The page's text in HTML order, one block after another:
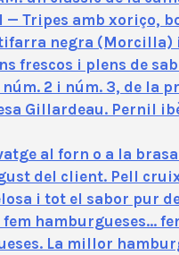
Tripes amb xoriço,
negra (Morcilla)
frescos i plens de
2 i núm. 3, de la
Gillardeau. Pernil
al forn o a la
del client. Pell
i tot el sabor pur
fem hamburgueses…
La millor